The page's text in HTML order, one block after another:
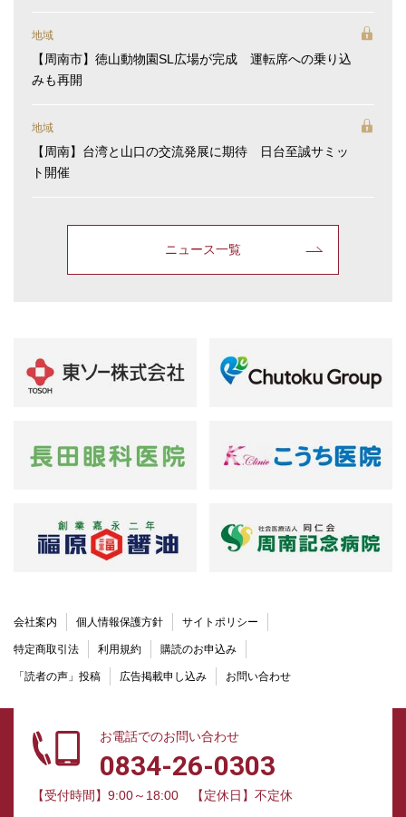
地域
【周南市】徳山動物園SL広場が完成 運転席への乗り込
みも再開
地域
【周南】台湾と山口の交流発展に期待 日台至誠サミッ
ト開催
ニュース一覧
会社案内 個人情報保護方針 サイトポリシー
特定商取引法 利用規約 購読のお申込み
「読者の声」投稿 広告掲載申し込み お問い合わせ
お電話でのお問い合わせ
0834-26-0303
【受付時間】9:00～18:00 【定休日】不定休